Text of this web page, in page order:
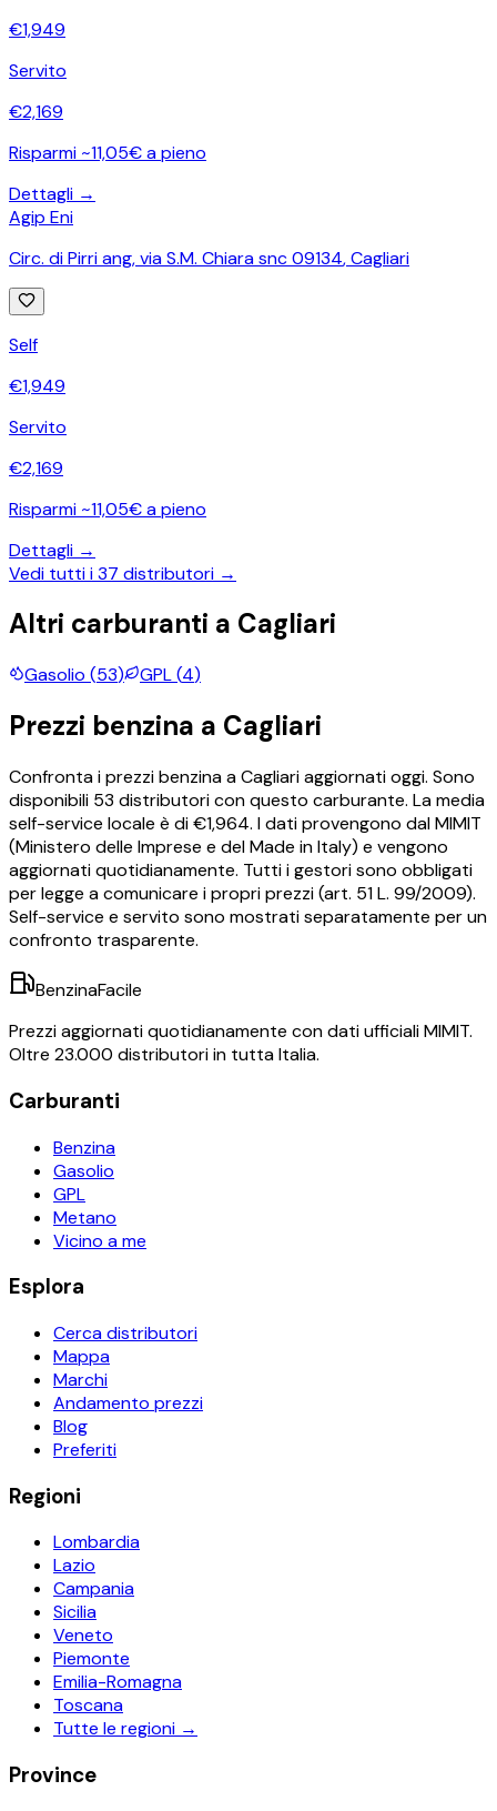
€1,949
Servito
€2,169
Risparmi ~11,05€ a pieno
Dettagli →
Agip Eni
Circ. di Pirri ang, via S.M. Chiara snc 09134,Cagliari
Self
€1,949
Servito
€2,169
Risparmi ~11,05€ a pieno
Dettagli →
Vedi tutti i37 distributori →
Altri carburanti a Cagliari
Gasolio (53) GPL(4)
Prezzi benzina a Cagliari
Confronta i prezzibenzinaaCagliariaggiornati oggi. Sono
disponibili 53 distributori con questo carburante. La media
self-service locale è di €1,964. I dati provengono dal MIMIT
(Ministero delle Imprese e del Made in Italy) e vengono
aggiornati quotidianamente. Tutti i gestori sono obbligati
per legge a comunicare i propri prezzi (art. 51 L. 99/2009).
Self-service e servito sono mostrati separatamente per un
confronto trasparente.
BenzinaFacile
Prezzi aggiornati quotidianamente con dati ufficiali MIMIT.
Oltre 23.000 distributori in tutta Italia.
Carburanti
Benzina
Gasolio
GPL
Metano
Vicino a me
Esplora
Cerca distributori
Mappa
Marchi
Andamento prezzi
Blog
Preferiti
Regioni
Lombardia
Lazio
Campania
Sicilia
Veneto
Piemonte
Emilia-Romagna
Toscana
Tutte le regioni →
Province